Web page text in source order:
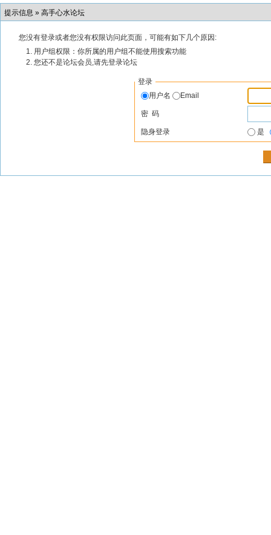
提示信息 » 高手心水论坛
您没有登录或者您没有权限访问此页面，可能有如下几个原因:
用户组权限：你所属的用户组不能使用搜索功能
您还不是论坛会员,请先登录论坛
登录
用户名
Email
密 码
隐身登录 是